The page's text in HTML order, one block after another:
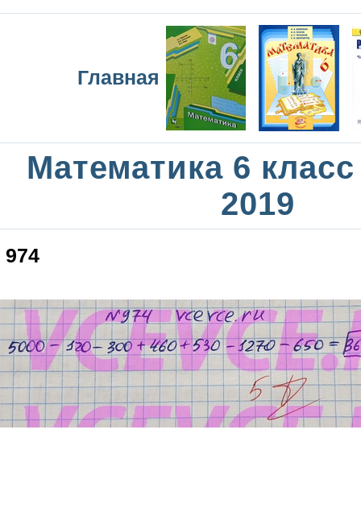
Главная
Математика 6
2019
974